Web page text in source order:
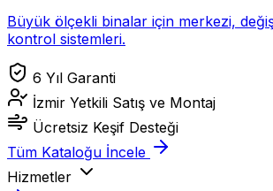
Büyük ölçekli binalar için merkezi,
kontrol sistemleri.
6 Yıl Garanti
İzmir Yetkili Satış ve Montaj
Ücretsiz Keşif Desteği
Tüm Kataloğu İncele
Hizmetler